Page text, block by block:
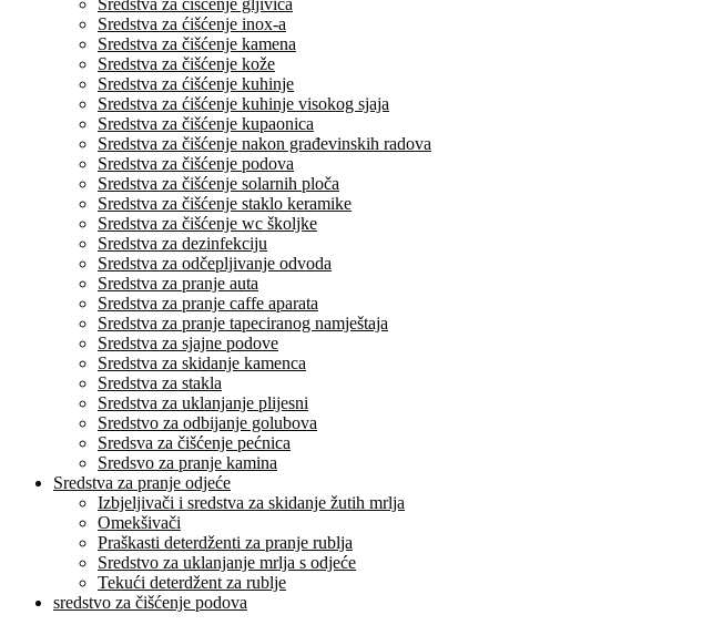
Sredstva za čišćenje gljivica
Sredstva za ćišćenje inox-a
Sredstva za čišćenje kamena
Sredstva za čišćenje kože
Sredstva za ćišćenje kuhinje
Sredstva za ćišćenje kuhinje visokog sjaja
Sredstva za čišćenje kupaonica
Sredstva za čišćenje nakon građevinskih radova
Sredstva za čišćenje podova
Sredstva za čišćenje solarnih ploča
Sredstva za čišćenje staklo keramike
Sredstva za čišćenje wc školjke
Sredstva za dezinfekciju
Sredstva za odčepljivanje odvoda
Sredstva za pranje auta
Sredstva za pranje caffe aparata
Sredstva za pranje tapeciranog namještaja
Sredstva za sjajne podove
Sredstva za skidanje kamenca
Sredstva za stakla
Sredstva za uklanjanje plijesni
Sredstvo za odbijanje golubova
Sredsva za čišćenje pećnica
Sredsvo za pranje kamina
Sredstva za pranje odjeće
Izbjeljivači i sredstva za skidanje žutih mrlja
Omekšivači
Praškasti deterdženti za pranje rublja
Sredstvo za uklanjanje mrlja s odjeće
Tekući deterdžent za rublje
sredstvo za čišćenje podova